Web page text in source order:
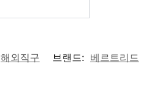
해외직구 브랜드: 베르트리드